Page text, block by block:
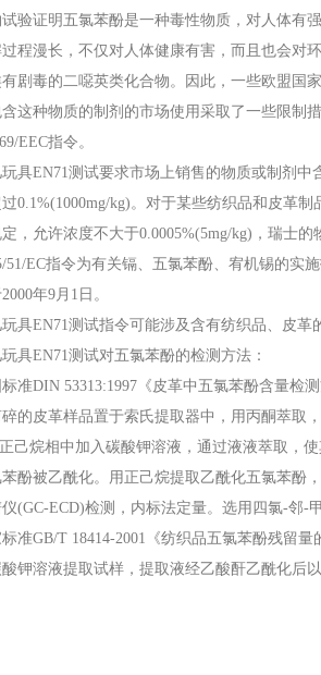
证明五氯苯酚是一种毒性物质，对人体有强
过程漫长，不仅对人体健康有害，而且也会对
剧毒的二噁英类化合物。因此，一些欧盟国
这种物质的制剂的市场使用采取了一些限制
EEC指令。
EN71测试要求市场上销售的物质或制剂中
0.1%(1000mg/kg)。对于某些纺织品和皮革
，允许浓度不大于0.0005%(5mg/kg)，瑞士的
EC指令为有关镉、五氯苯酚、宥机锡的实施
年9月1日。
EN71测试指令可能涉及含有纺织品、皮革
EN71测试对五氯苯酚的检测方法：
DIN 53313:1997《皮革中五氯苯酚含量检测
皮革样品置于索氏提取器中，用丙酮萃取
己烷相中加入碳酸钾溶液，通过液液萃取，
酚被乙酰化。用正己烷提取乙酰化五氯苯酚
(GC-ECD)检测，内标法定量。选用四氯-邻-
GB/T 18414-2001《纺织品五氯苯酚残留量
溶液提取试样，提取液经乙酸酐乙酰化后以